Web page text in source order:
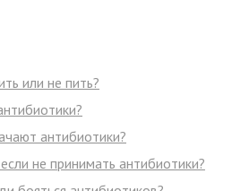
или не пить?
антибиотики?
не принимать антибиотики?